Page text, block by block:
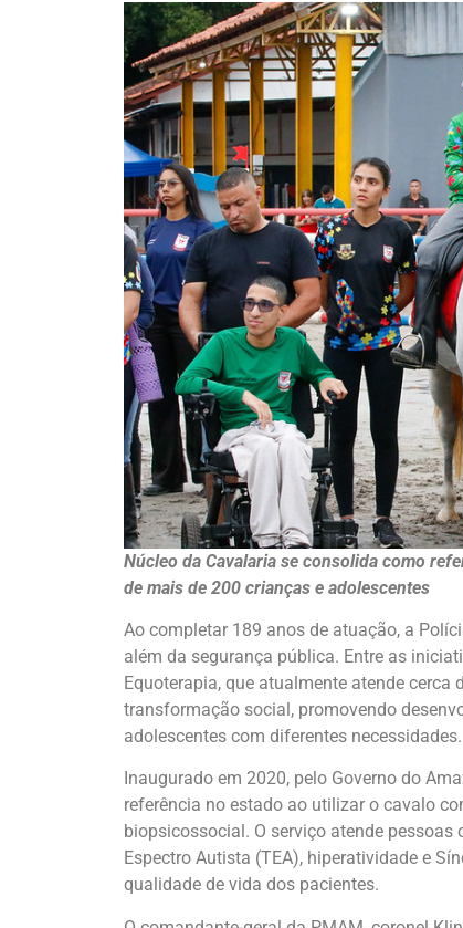
Núcleo da Cavalaria se consolida como
de mais de 200 crianças e adolescentes
Ao completar 189 anos de atuação, a
além da segurança pública. Entre as
Equoterapia, que atualmente atende
transformação social, promovendo
adolescentes com diferentes necessidades.
Inaugurado em 2020, pelo Governo do
referência no estado ao utilizar o cavalo
biopsicossocial. O serviço atende
Espectro Autista (TEA), hiperatividade e
qualidade de vida dos pacientes.